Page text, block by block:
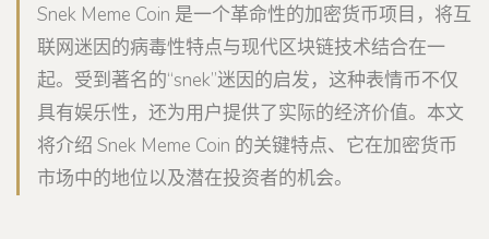
Snek Meme Coin 是一个革命性的加密货币项目，将互
联网迷因的病毒性特点与现代区块链技术结合在一
起。受到著名的“snek”迷因的启发，这种表情币不仅
具有娱乐性，还为用户提供了实际的经济价值。本文
将介绍 Snek Meme Coin 的关键特点、它在加密货币
市场中的地位以及潜在投资者的机会。